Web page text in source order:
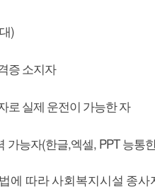
)
증 소지자
로 실제 운전이 가능한 자
가능자(한글,엑셀, PPT 능통
에 따라 사회복지시설 종